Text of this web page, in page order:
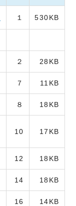
１ 530KB
２ 28KB
７ 11KB
８ 18KB
10 17KB
12 18KB
14 18KB
16 14KB